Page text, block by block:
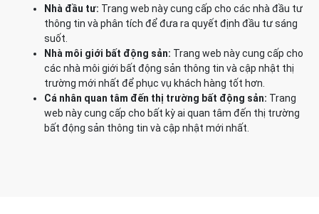
Nhà đầu tư: Trang web này cung cấp cho các nhà đầu tư
thông tin và phân tích để đưa ra quyết định đầu tư sáng
suốt.
Nhà môi giới bất động sản: Trang web này cung cấp cho
các nhà môi giới bất động sản thông tin và cập nhật thị
trường mới nhất để phục vụ khách hàng tốt hơn.
Cá nhân quan tâm đến thị trường bất động sản: Trang
web này cung cấp cho bất kỳ ai quan tâm đến thị trường
bất động sản thông tin và cập nhật mới nhất.